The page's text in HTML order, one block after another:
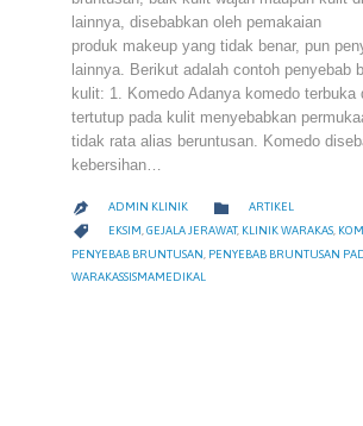
lainnya, disebabkan oleh pemakaian
produk makeup yang tidak benar, pun
lainnya. Berikut adalah contoh penyebab
kulit: 1. Komedo Adanya komedo terbuka
tertutup pada kulit menyebabkan
tidak rata alias beruntusan. Komedo
kebersihan…
 ADMIN KLINIK  CATEGORY
ARTIKEL
 CATEGORY
EKSIM,GEJALA JERAWAT, KLINIK WARAKAS,
PENYEBAB BRUNTUSAN PENYEBAB BRUNTUSAN
WARAKASSISMAMEDIKAL